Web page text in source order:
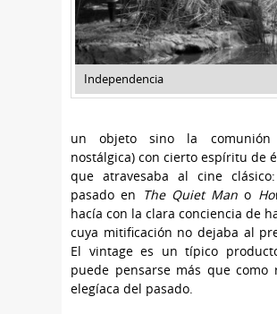
Independencia
un objeto sino la comunión
nostálgica) con cierto espíritu de
que atravesaba al cine
pasado en The Quiet Man o
hacía con la clara conciencia de
cuya mitificación no dejaba al
El vintage es un típico
puede pensarse más que como
elegíaca del pasado.